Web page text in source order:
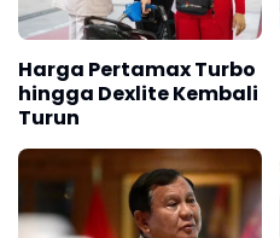
Harga Pertamax Turbo
hingga Dexlite Kembali
Turun